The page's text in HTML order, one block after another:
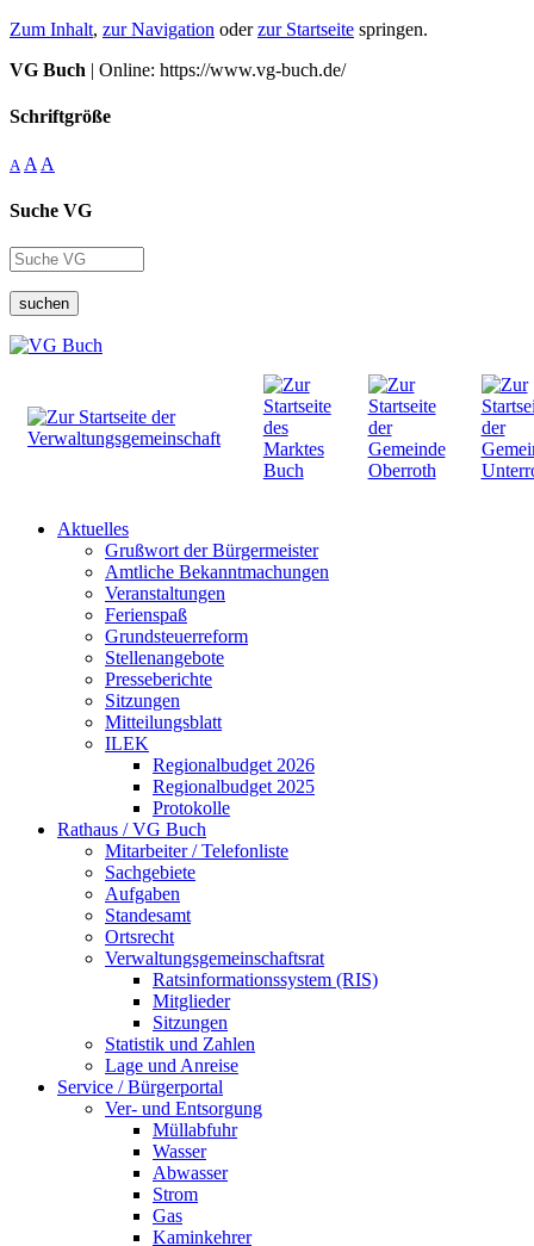
Zum Inhalt, zur Navigation oderzur Startseite springen.
VG Buch | Online: https://www.vg-buch.de/
Schriftgröße
A A A
Suche VG
suchen
Aktuelles
Grußwort der Bürgermeister
Amtliche Bekanntmachungen
Veranstaltungen
Ferienspaß
Grundsteuerreform
Stellenangebote
Presseberichte
Sitzungen
Mitteilungsblatt
ILEK
Regionalbudget 2026
Regionalbudget 2025
Protokolle
Rathaus / VG Buch
Mitarbeiter / Telefonliste
Sachgebiete
Aufgaben
Standesamt
Ortsrecht
Verwaltungsgemeinschaftsrat
Ratsinformationssystem (RIS)
Mitglieder
Sitzungen
Statistik und Zahlen
Lage und Anreise
Service / Bürgerportal
Ver- und Entsorgung
Müllabfuhr
Wasser
Abwasser
Strom
Gas
Kaminkehrer